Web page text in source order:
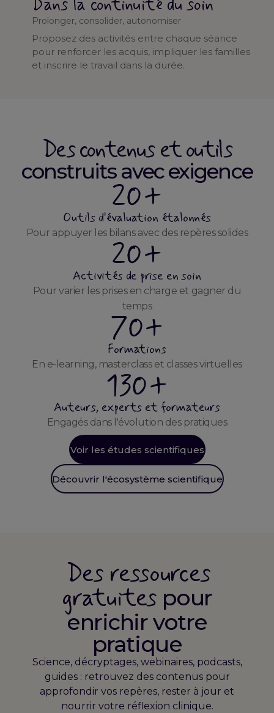
Dans la continuité du soin
Prolonger, consolider, autonomiser
Proposez des activités entre chaque séance
pour renforcer les acquis, impliquer les familles
et inscrire le travail dans la durée.
Des contenus et outils
construits avec exigence
20+
Outils d'évaluation étalonnés
Pour appuyer les bilans avec des repères solides
20+
Activités de prise en soin
Pour varier les prises en charge et gagner du
temps
70+
Formations
En e-learning, masterclass et classes virtuelles
130+
Auteurs, experts et formateurs
Engagés dans l'évolution des pratiques
Voir les études scientifiques
Découvrir l'écosystème scientifique
Des ressources
gratuites pour
enrichir votre
pratique
Science, décryptages, webinaires, podcasts,
guides : retrouvez des contenus pour
approfondir vos repères, rester à jour et
nourrir votre réflexion clinique.